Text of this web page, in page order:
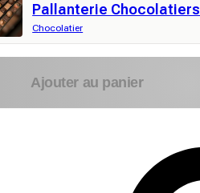
Pallanterie Chocolatiers
Chocolatier
Ajouter au panier